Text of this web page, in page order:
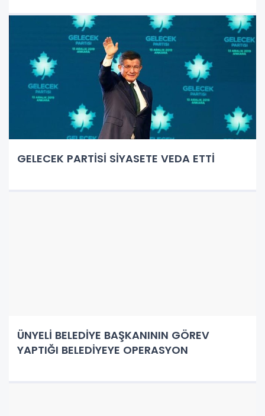
GELECEK PARTİSİ SİYASETE VEDA ETTİ
ÜNYELİ BELEDİYE BAŞKANININ GÖREV
YAPTIĞI BELEDİYEYE OPERASYON